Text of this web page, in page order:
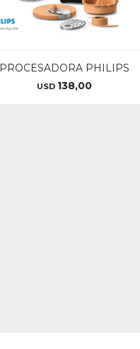
PROCESADORA PHILIPS
USD 138,00